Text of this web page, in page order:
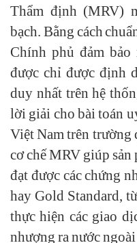
Thẩm định (MRV)
bạch. Bằng cách
Chính phủ đảm
được chỉ được định
duy nhất trên hệ
lời giải cho bài toán
Việt Nam trên trường
cơ chế MRV giúp
đạt được các chứng
hay Gold Standard,
thực hiện các giao
nhượng ra nước